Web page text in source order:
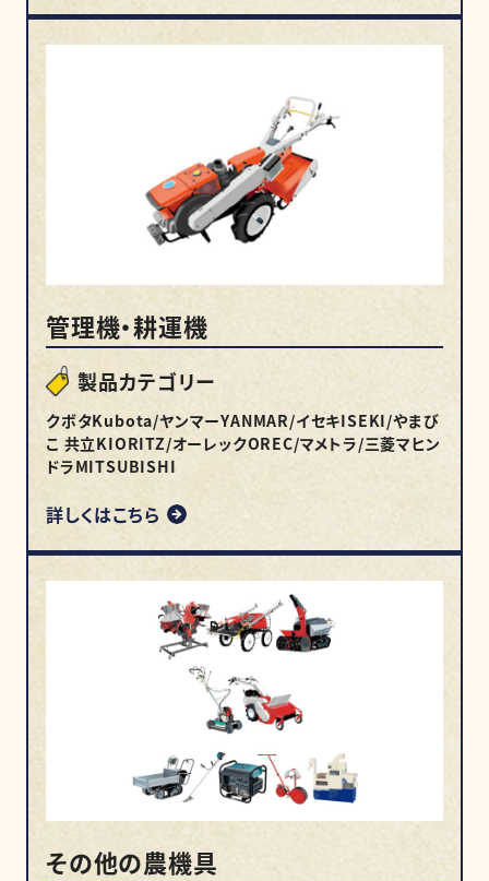
管理機・耕運機
製品カテゴリー
クボタKubota/ヤンマーYANMAR/イセキISEKI/やまび
こ 共立KIORITZ/オーレックOREC/マメトラ/三菱マヒン
ドラMITSUBISHI
詳しくはこちら
その他の農機具